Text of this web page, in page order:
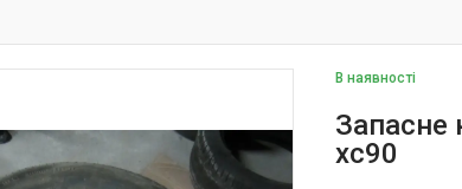
В наявності
Запасне
xc90